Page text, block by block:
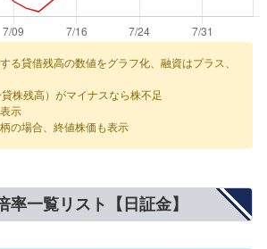
る貸借残高の数値をグラフ化、融資はプラス、
株残高）がマイナスなら株不足
示
の場合、終値株価も表示
率一覧リスト【日証金】